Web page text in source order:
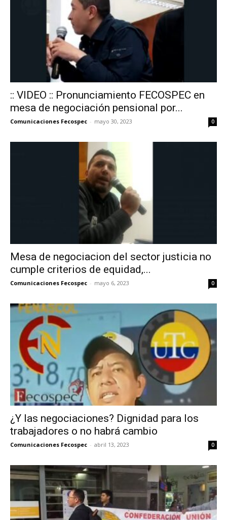
:: VIDEO :: Pronunciamiento FECOSPEC en
mesa de negociación pensional por...
Comunicaciones Fecospec - mayo 30, 2023 0
Mesa de negociacion del sector justicia no
cumple criterios de equidad,...
Comunicaciones Fecospec - mayo 6, 2023 0
¿Y las negociaciones? Dignidad para los
trabajadores o no habrá cambio
Comunicaciones Fecospec - abril 13, 2023 0